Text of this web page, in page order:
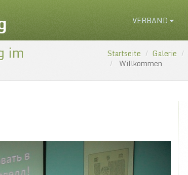
VERBAND
im Startseite Galerie
Willkommen